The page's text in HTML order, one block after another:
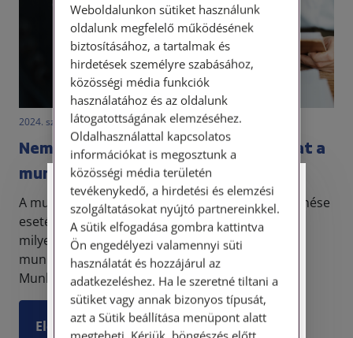
2024. szeptember 4. • LegitiMoadmin
Nem kaptam meg a kilépő papírjaimat a
munkaviszony végén – mit tehetek?
A munkaviszony bármely okból történő megszűnése
esetén a Munka Törvénykönyve részletezi, hogy
milyen kötelezettségei vannak mind a
munkáltatónak, mind a munkavállalónak.
Munkáltatói oldalon az egyi...
Elolvasom
Személyes ügyfélfogadás
Tisztelt Ügyfeleink!
Személyes ügyfélszolgálatunk telefonon
történő előzetes időpontegyeztetés után,
szerdai napokon érhető el.
Címünk: 1087 Budapest, Hungária körút
30/A. 8. emelet. Pontos megközelítési
Weboldalunkon sütiket használunk
oldalunk megfelelő működésének
biztosításához, a tartalmak és
hirdetések személyre szabásához,
közösségi média funkciók
használatához és az oldalunk
látogatottságának elemzéséhez.
Oldalhasználattal kapcsolatos
információkat is megosztunk a
közösségi média területén
tevékenykedő, a hirdetési és elemzési
szolgáltatásokat nyújtó partnereinkkel.
A sütik elfogadása gombra kattintva
Ön engedélyezi valamennyi süti
használatát és hozzájárul az
adatkezeléshez. Ha le szeretné tiltani a
sütiket vagy annak bizonyos típusát,
azt a Sütik beállítása menüpont alatt